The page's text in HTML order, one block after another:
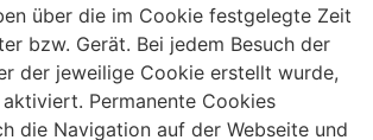
über die im Cookie festgelegte Zeit
bzw. Gerät. Bei jedem Besuch der
der jeweilige Cookie erstellt wurde,
Permanente Cookies
die Navigation auf der Webseite und